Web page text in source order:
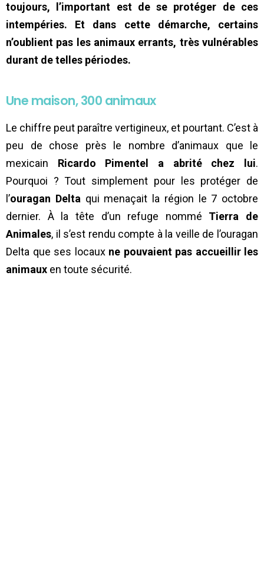
toujours, l’important est de se protéger de ces
intempéries. Et dans cette démarche, certains
n’oublient pas les animaux errants, très vulnérables
durant de telles périodes.
Une maison, 300 animaux
Le chiffre peut paraître vertigineux, et pourtant. C’est à
peu de chose près le nombre d’animaux que le
mexicain Ricardo Pimentel a abrité chez lui.
Pourquoi ? Tout simplement pour les protéger de
l’ouragan Deltaqui menaçait la région le 7 octobre
dernier. À la tête d’un refuge nommé Tierra de
Animales, il s’est rendu compte à la veille de l’ouragan
Delta que ses locaux ne pouvaient pas accueillir les
animaux en toute sécurité.